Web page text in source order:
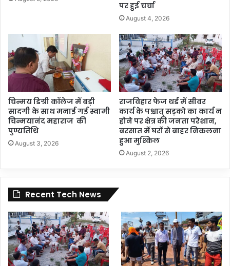
पर हुई चर्चा
August 4, 2026
चिन्मय डिग्री कॉलेज में बड़ी
सादगी के साथ मनाई गई स्वामी
चिन्मयानंद महाराज की
पुण्यतिथि
August 3, 2026
राजविहार फेज थर्ड में सीवर
कार्य के पश्चात् सड़को का कार्य न
होने पर क्षेत्र की जनता परेशान,
बरसात में घरों से बाहर निकलना
हुआ मुश्किल
August 2, 2026
Recent Tech News